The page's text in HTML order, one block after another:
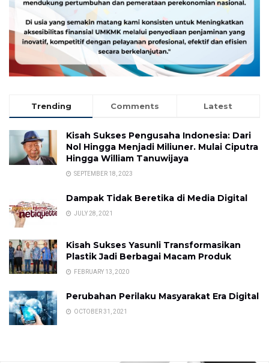
Trending Comments Latest
Kisah Sukses Pengusaha Indonesia: Dari
Nol Hingga Menjadi Miliuner. Mulai Ciputra
Hingga William Tanuwijaya
SEPTEMBER 18, 2023
Dampak Tidak Beretika di Media Digital
JULY 28, 2021
Kisah Sukses Yasunli Transformasikan
Plastik Jadi Berbagai Macam Produk
FEBRUARY 13, 2020
Perubahan Perilaku Masyarakat Era Digital
OCTOBER 31, 2021